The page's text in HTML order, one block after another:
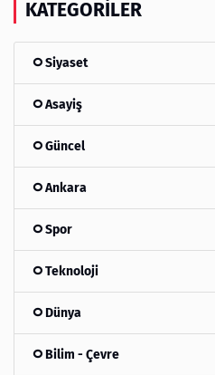
KATEGORILER
Siyaset
Asayiş
Güncel
Ankara
Spor
Teknoloji
Dünya
Bilim - Çevre